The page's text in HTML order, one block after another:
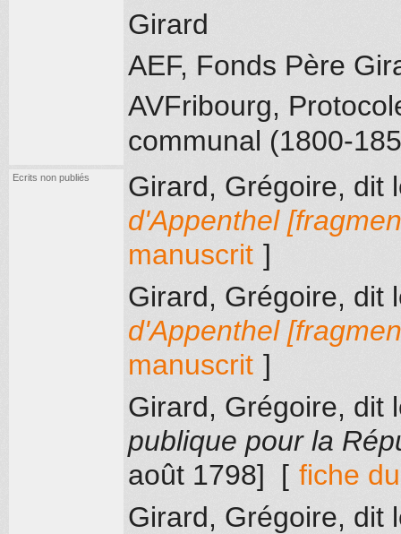
Girard
AEF, Fonds Père
AVFribourg,
communal (1800-
Ecrits non publiés
Girard, Grégoire, dit
d'Appenthel
manuscrit ]
Girard, Grégoire, dit
d'Appenthel
manuscrit ]
Girard, Grégoire, dit
publique pour la
août 1798] [ fiche
Girard, Grégoire, dit